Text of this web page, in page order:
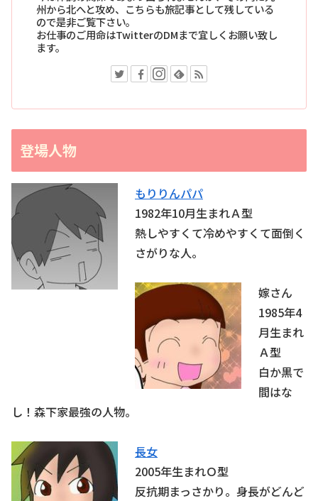
州から北へと攻め、こちらも旅記事として残している
ので是非ご覧下さい。
お仕事のご用命はTwitterのDMまで宜しくお願い致し
ます。
登場人物
もりりんパパ
1982年10月生まれＡ型
熱しやすくて冷めやすくて面倒く
さがりな人。
嫁さん
1985年4
月生まれ
Ａ型
白か黒で
間はな
し！森下家最強の人物。
長女
2005年生まれＯ型
反抗期まっさかり。身長がどんど